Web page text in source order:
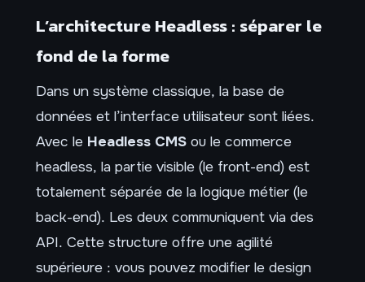
L’architecture Headless : séparer le
fond de la forme
Dans un système classique, la base de
données et l’interface utilisateur sont liées.
Avec le Headless CMS ou le commerce
headless, la partie visible (le front-end) est
totalement séparée de la logique métier (le
back-end). Les deux communiquent via des
API. Cette structure offre une agilité
supérieure : vous pouvez modifier le design